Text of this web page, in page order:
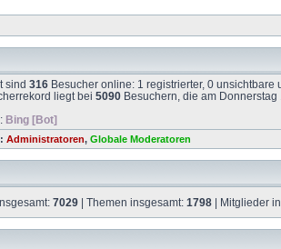
sind 316 Besucher online: 1 registrierter, 0
liegt bei 5090 Besuchern, die am
Bing [Bot]
Administratoren, Globale Moderatoren
7029 | Themen insgesamt: 1798 | Mitglieder